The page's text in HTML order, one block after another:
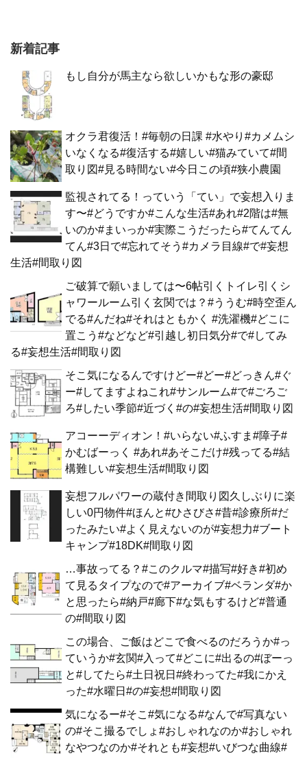
新着記事
もし自分が馬主なら欲しいかもな形の豪邸
オクラ君復活！#毎朝の日課 #水やり#カメムシ
いなくなる#復活する#嬉しい#猫みていて#間
取り図#見る時間ない#今日この頃#狭小農園
監視されてる！っていう「てい」で妄想入りま
す〜#どうですか#こんな生活#あれ#2階は#無
いのか#まいっか#実際こうだったら#てんてん
てん#3日で#忘れてそう#カメラ目線#で#妄想
生活#間取り図
ご破算で願いましては〜6帖引くトイレ引くシ
ャワールーム引く玄関では？#ううむ#時空歪ん
でる#んだね#それはともかく #洗濯機#どこに
置こう#などなど#引越し初日気分#で#してみ
る#妄想生活#間取り図
そこ気になるんですけどー#どー#どっきん#ぐ
ー#してますよねこれ#サンルーム#で#ごろご
ろ#したい季節#近づく#の#妄想生活#間取り図
アコーーディオン！#いらない#ふすま#障子#
かむばーっく #あれ#あそこだけ#残ってる#結
構難しい#妄想生活#間取り図
妄想フルパワーの蔵付き間取り図久しぶりに楽
しい0円物件#ほんと#ひさびさ#昔#診療所#だ
ったみたい#よく見えないのが#妄想力#ブート
キャンプ#18DK#間取り図
…事故ってる？#このクルマ#描写#好き#初め
て見るタイプなので#アーカイブ#ベランダ#か
と思ったら#納戸#廊下#な気もするけど#普通
の#間取り図
この場合、ご飯はどこで食べるのだろうか#っ
ていうか#玄関#入って#どこに#出るの#ぼーっ
と#してたら#土日祝日#終わってた#我にかえ
った#水曜日#の#妄想#間取り図
気になるー#そこ#気になる#なんで#写真ない
の#そこ撮るでしょ#おしゃれなのか#おしゃれ
なやつなのか#それとも#妄想#いびつな曲線#